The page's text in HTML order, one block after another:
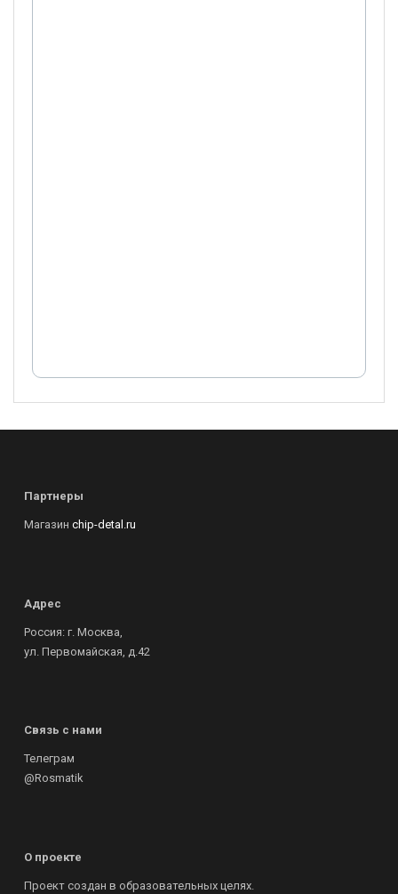
Партнеры
Магазин chip-detal.ru
Адрес
Россия: г. Москва,
ул. Первомайская, д.42
Связь с нами
Телеграм
@Rosmatik
О проекте
Проект создан в образовательных целях.